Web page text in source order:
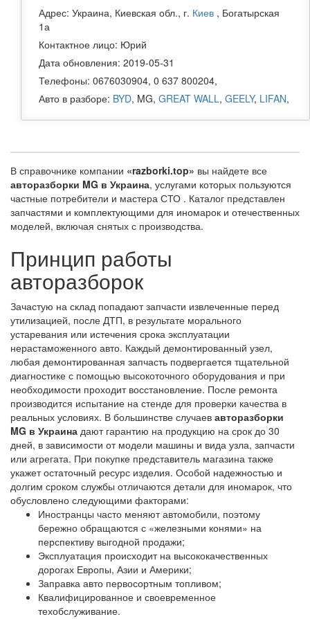
Адрес: Украина, Киевская обл., г. Киев , Богатырская
1а
Контактное лицо: Юрий
Дата обновления: 2019-05-31
Телефоны: 0676030904, 0 637 800204,
Авто в разборе: BYD, MG, GREAT WALL, GEELY, LIFAN,
В справочнике компании «razborki.top» вы найдете все
авторазборки MG в Украина, услугами которых пользуются
частные потребители и мастера СТО . Каталог представлен
запчастями и комплектующими для иномарок и отечественных
моделей, включая снятых с производства.
Принцип работы
авторазборок
Зачастую на склад попадают запчасти извлеченные перед
утилизацией, после ДТП, в результате морального
устаревания или истечения срока эксплуатации
нерастаможенного авто. Каждый демонтированный узел,
любая демонтированная запчасть подвергается тщательной
диагностике с помощью высокоточного оборудования и при
необходимости проходит восстановление. После ремонта
производится испытание на стенде для проверки качества в
реальных условиях. В большинстве случаев авторазборки
MG в Украина дают гарантию на продукцию на срок до 30
дней, в зависимости от модели машины и вида узла, запчасти
или агрегата. При покупке представитель магазина также
укажет остаточный ресурс изделия. Особой надежностью и
долгим сроком службы отличаются детали для иномарок, что
обусловлено следующими факторами:
Иностранцы часто меняют автомобили, поэтому
бережно обращаются с «железными конями» на
перспективу выгодной продажи;
Эксплуатация происходит на высококачественных
дорогах Европы, Азии и Америки;
Заправка авто первосортным топливом;
Квалифицированное и своевременное
техобслуживание.